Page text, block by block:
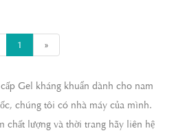
1 »
Gel kháng khuẩn dành cho nam
chúng tôi có nhà máy của mình.
chất lượng và thời trang hãy liên hệ